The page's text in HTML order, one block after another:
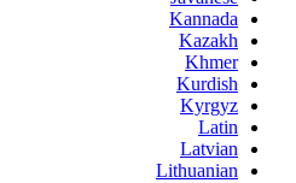
Kannada
Kazakh
Khmer
Kurdish
Kyrgyz
Latin
Latvian
Lithuanian